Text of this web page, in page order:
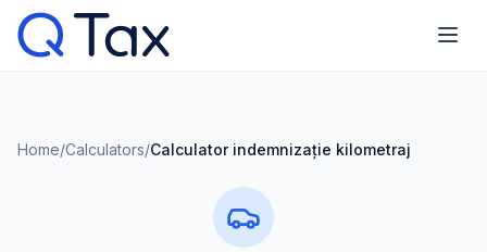
Home/Calculators/Calculator indemnizație kilometraj